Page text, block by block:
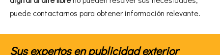
puede contactarnos para obtener información relevante.
Sus expertos en publicidad exterior